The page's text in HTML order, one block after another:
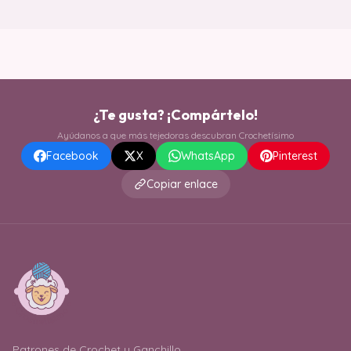
¿Te gusta? ¡Compártelo!
Ayúdanos a que más tejedoras descubran Crochetísimo
Facebook X WhatsApp
Pinterest
Copiar enlace